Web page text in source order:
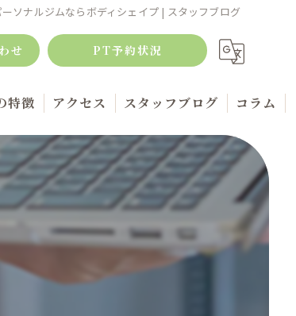
ソナルジムならボディシェイプ | スタッフブログ
せ PT予約状況
特徴
メイク
クボクシング
アクセス スタッフブログ コラム